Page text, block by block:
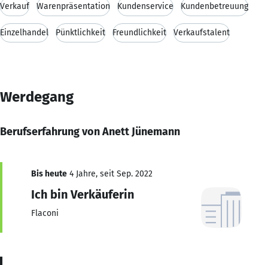
Verkauf Warenpräsentation Kundenservice Kundenbetreuung
Einzelhandel Pünktlichkeit Freundlichkeit Verkaufstalent
Werdegang
Berufserfahrung von Anett Jünemann
Bis heute 4 Jahre, seit Sep. 2022
Ich bin Verkäuferin
Flaconi